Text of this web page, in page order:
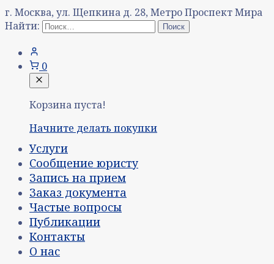
г. Москва, ул. Щепкина д. 28, Метро Проспект Мира
Найти:
0
Корзина пуста!
Начните делать покупки
Услуги
Сообщение юристу
Запись на прием
Заказ документа
Частые вопросы
Публикации
Контакты
О нас